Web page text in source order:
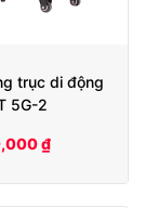
trục di động
5G-2
₫